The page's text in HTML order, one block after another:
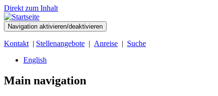
Direkt zum Inhalt
Navigation aktivieren/deaktivieren
Kontakt | Stellenangebote | Anreise | Suche
English
Main navigation